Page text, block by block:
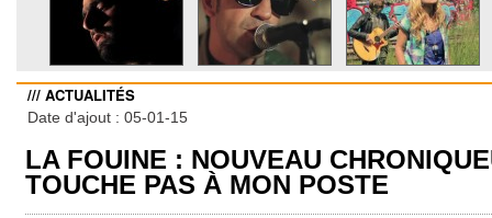
/// ACTUALITÉS
Date d'ajout : 05-01-15
LA FOUINE : NOUVEAU
TOUCHE PAS À MON POSTE